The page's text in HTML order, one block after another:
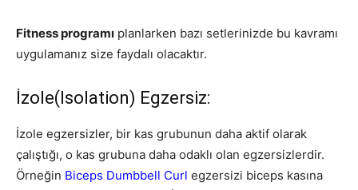
Fitness programı planlarken bazı setlerinizde bu kavramı
uygulamanız size faydalı olacaktır.
İzole(Isolation) Egzersiz:
İzole egzersizler, bir kas grubunun daha aktif olarak
çalıştığı, o kas grubuna daha odaklı olan egzersizlerdir.
Örneğin Biceps Dumbbell Curl egzersizi biceps kasına